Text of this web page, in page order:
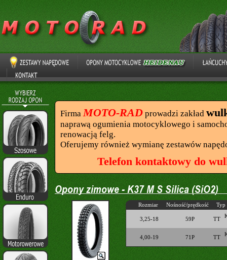
FirmaMOTO-RAD prowadzi zakład
naprawą ogumienia motocyklowego i
renowacją felg.
Oferujemy również wymianę zestawów
Telefon kontaktowy do
Rozmiar Nośność/prędkość Typ
3,25-18 59P TT
4,00-19 71P TT